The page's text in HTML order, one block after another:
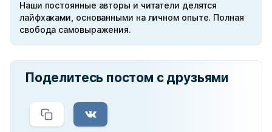
Наши постоянные авторы и читатели делятся
лайфхаками, основанными на личном опыте. Полная
свобода самовыражения.
Поделитесь постом с друзьями